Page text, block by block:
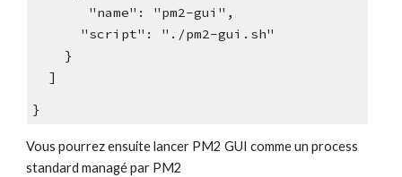
       "name": "pm2-gui",
      "script": "./pm2-gui.sh"
    }
  ]
}
Vous pourrez ensuite lancer PM2 GUI comme un process
standard managé par PM2